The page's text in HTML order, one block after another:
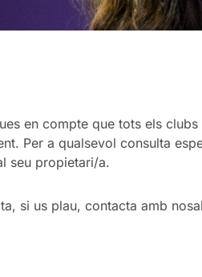
en compte que tots els
Per a qualsevol consulta
seu propietari/a.
si us plau, contacta amb